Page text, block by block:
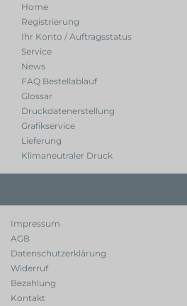
Home
Registrierung
Ihr Konto / Auftragsstatus
Service
News
FAQ Bestellablauf
Glossar
Druckdatenerstellung
Grafikservice
Lieferung
Klimaneutraler Druck
Impressum
AGB
Datenschutzerklärung
Widerruf
Bezahlung
Kontakt